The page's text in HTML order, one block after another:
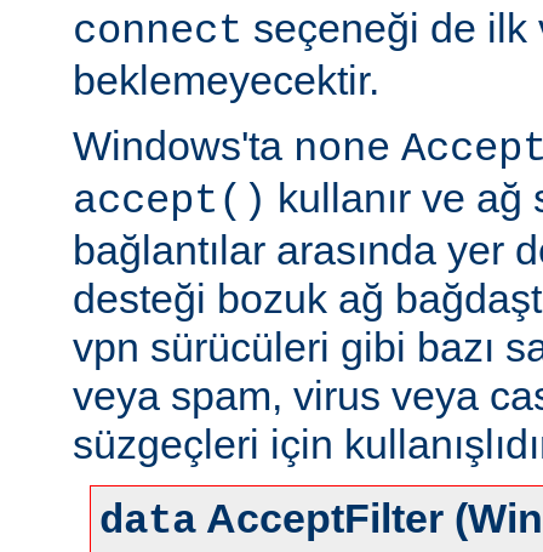
connect seçeneği de ilk
beklemeyecektir.
Windows'ta none
accept() kullanır ve ağ
bağlantılar arasında yer
desteği bozuk ağ
vpn sürücüleri gibi bazı
veya spam, virus veya
süzgeçleri için
data AcceptFilter